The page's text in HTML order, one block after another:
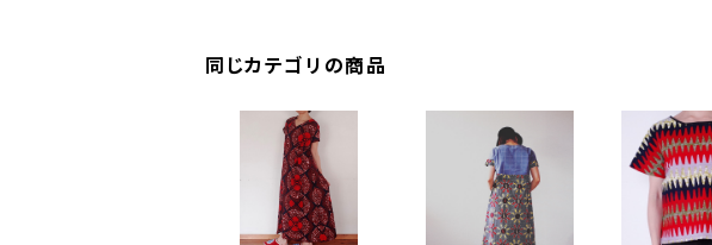
同じカテゴリの商品